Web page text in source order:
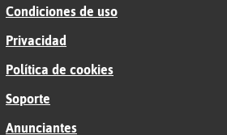
Condiciones de uso
Privacidad
Política de cookies
Soporte
Anunciantes